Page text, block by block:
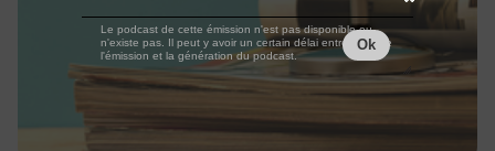
Le podcast de cette émission n'est pas disponible ou
n'existe pas. Il peut y avoir un certain délai entre la fin de
l'émission et la génération du podcast.
Ok